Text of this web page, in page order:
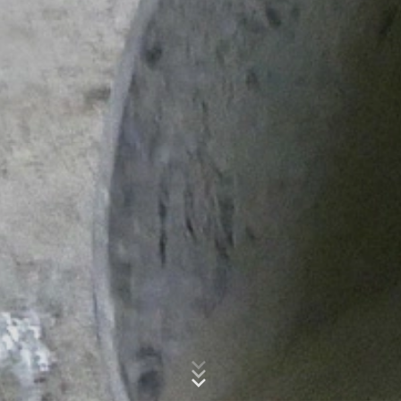
página web para evaluar el uso que usted hace de la
página web, para recopilar informes sobre la actividad
de la página web y para prestar otros servicios
relacionados con la actividad de la página web y el uso
de Internet para el operador de la página web. La
dirección IP transmitida por su navegador en el marco
dato de Google.
Plugin para el navegador
Puede evitar que estas cookies se almacenen
seleccionando la configuración adecuada en su
navegador. Sin embargo, queremos señalar que hacerlo
puede significar que no podrá disfrutar de la plena
que los datos generados por las cookies sobre su uso
de la página web (incluyendo su dirección IP) sean
transmitidos a Google, y el procesamiento de estos
datos por parte de Google, descargando e instalando el
plugin del navegador disponible en el siguiente enlace:
https://tools.google.com/dlpage/gaoptout?hl=en
Mensaje
Sube tu currículum vitae
ELIJA UN ARCHIVO
Tipo de archivo: PDF| Tamaño del archivo:0MB